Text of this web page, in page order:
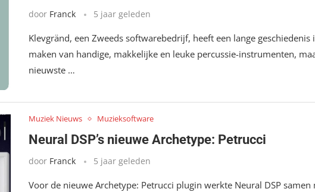
door Franck 5 jaar geleden
Klevgränd, een Zweeds softwarebedrijf, heeft een lange geschiedenis
maken van handige, makkelijke en leuke percussie-instrumenten,
nieuwste …
Muziek Nieuws Muzieksoftware
Neural DSP’s nieuwe Archetype: Petrucci
door Franck 5 jaar geleden
Voor de nieuwe Archetype: Petrucci plugin werkte Neural DSP samen